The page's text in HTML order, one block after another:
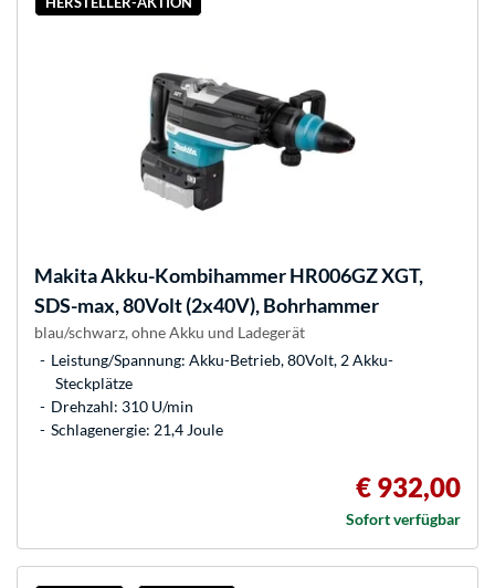
MakitaAkku-Kombihammer HR006GZ XGT,
SDS-max, 80Volt (2x40V), Bohrhammer
blau/schwarz, ohne Akku und Ladegerät
Leistung/Spannung: Akku-Betrieb, 80Volt, 2 Akku-
Steckplätze
Drehzahl: 310 U/min
Schlagenergie: 21,4 Joule
€ 932,00
Sofort verfügbar